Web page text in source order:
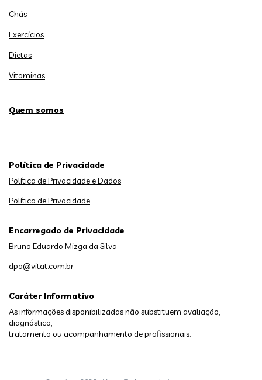
Chás
Exercícios
Dietas
Vitaminas
Quem somos
Caráter Informativo
As informações disponibilizadas não substituem avaliação,
diagnóstico,
tratamento ou acompanhamento de profissionais.
Política de Privacidade
Política de Privacidade e Dados
Política de Privacidade
Encarregado de Privacidade
Bruno Eduardo Mizga da Silva
dpo@vitat.com.br